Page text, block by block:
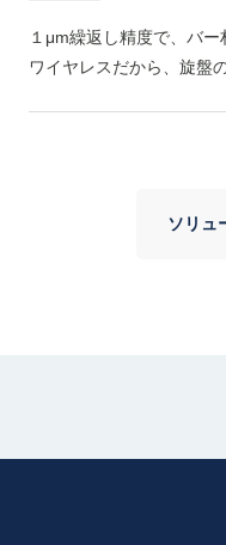
１μm繰返し精度で、バー
ワイヤレスだから、旋盤
ソリュ